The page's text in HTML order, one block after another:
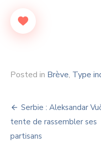
Posted in Brève, Type
Navigation
de
l’article
Serbie : Aleksandar
tente de rassembler ses
partisans